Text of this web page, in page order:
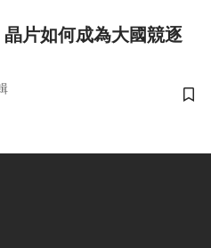
片如何成為大國競逐
儲